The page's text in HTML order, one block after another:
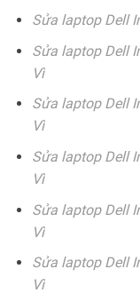
Sửa laptop Dell
Sửa laptop Dell
Vì
Sửa laptop Dell
Vì
Sửa laptop Dell
Vì
Sửa laptop Dell
Vì
Sửa laptop Dell
Vì